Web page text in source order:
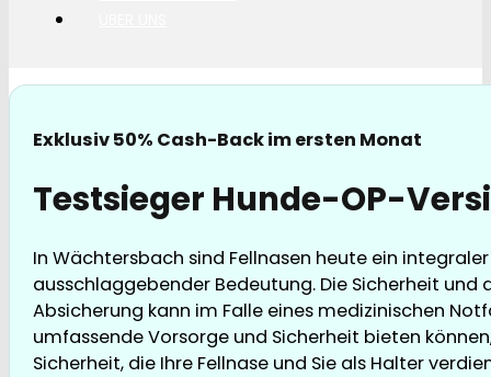
Exklusiv 50% Cash-Back im ersten Monat
Testsieger Hunde-OP-
In Wächtersbach sind Fellnasen heute ein
ausschlaggebender Bedeutung. Die Sicherheit
Absicherung kann im Falle eines medizinischen
umfassende Vorsorge und Sicherheit bieten
Sicherheit, die Ihre Fellnase und Sie als Halter